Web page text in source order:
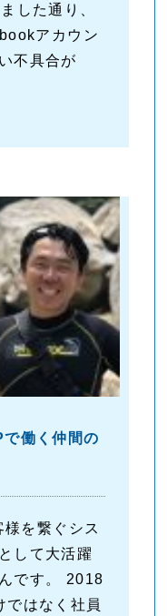
した通り、
アカウン
不具合が
働く仲間の
を繋ぐシス
して大活躍
です。 2018
ではなく社員